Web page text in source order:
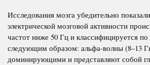
Исследования мозга убедительно
электрической мозговой активности
частот ниже 50 Гц и классифицируется
следующим образом: альфа-волны (8–13
доминирующими и представляют собой